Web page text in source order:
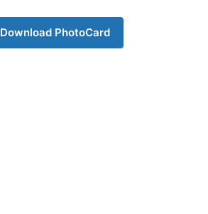
Download PhotoCard